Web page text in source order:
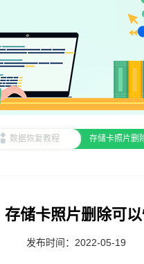
数据恢复教程 存储卡照片删
存储卡照片删除可
发布时间：2022-05-19